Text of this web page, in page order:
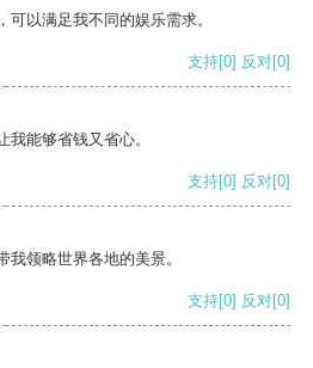
以满足我不同的娱乐需求。
支持[0] 反对[0]
能够省钱又省心。
支持[0] 反对[0]
领略世界各地的美景。
支持[0] 反对[0]